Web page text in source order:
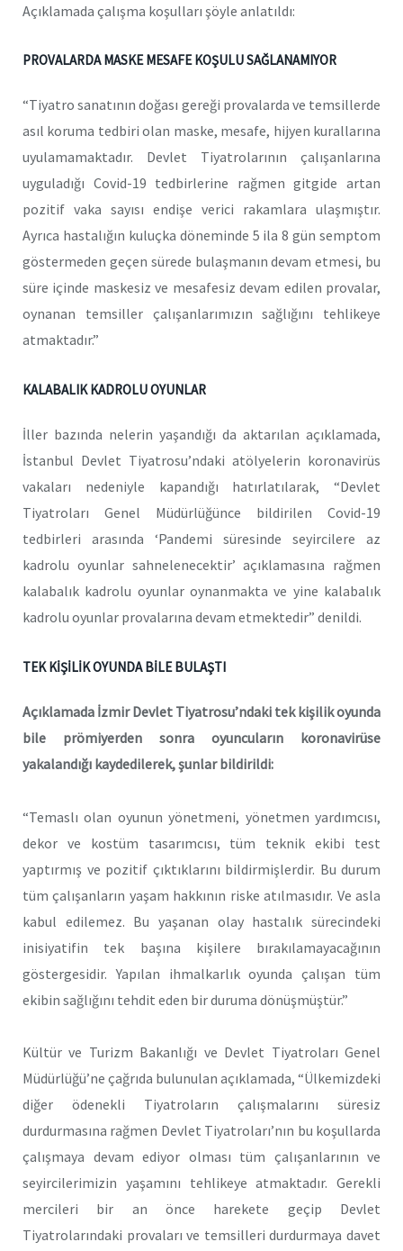
Açıklamada çalışma koşulları şöyle anlatıldı:
PROVALARDA MASKE MESAFE KOŞULU SAĞLANAMIYOR
“Tiyatro sanatının doğası gereği provalarda ve temsillerde
asıl koruma tedbiri olan maske, mesafe, hijyen kurallarına
uyulamamaktadır. Devlet Tiyatrolarının çalışanlarına
uyguladığı Covid-19 tedbirlerine rağmen gitgide artan
pozitif vaka sayısı endişe verici rakamlara ulaşmıştır.
Ayrıca hastalığın kuluçka döneminde 5 ila 8 gün semptom
göstermeden geçen sürede bulaşmanın devam etmesi, bu
süre içinde maskesiz ve mesafesiz devam edilen provalar,
oynanan temsiller çalışanlarımızın sağlığını tehlikeye
atmaktadır.”
KALABALIK KADROLU OYUNLAR
İller bazında nelerin yaşandığı da aktarılan açıklamada,
İstanbul Devlet Tiyatrosu’ndaki atölyelerin koronavirüs
vakaları nedeniyle kapandığı hatırlatılarak, “Devlet
Tiyatroları Genel Müdürlüğünce bildirilen Covid-19
tedbirleri arasında ‘Pandemi süresinde seyircilere az
kadrolu oyunlar sahnelenecektir’ açıklamasına rağmen
kalabalık kadrolu oyunlar oynanmakta ve yine kalabalık
kadrolu oyunlar provalarına devam etmektedir” denildi.
TEK KİŞİLİK OYUNDA BİLE BULAŞTI
Açıklamada İzmir Devlet Tiyatrosu’ndaki tek kişilik oyunda
bile prömiyerden sonra oyuncuların koronavirüse
yakalandığı kaydedilerek, şunlar bildirildi:
“Temaslı olan oyunun yönetmeni, yönetmen yardımcısı,
dekor ve kostüm tasarımcısı, tüm teknik ekibi test
yaptırmış ve pozitif çıktıklarını bildirmişlerdir. Bu durum
tüm çalışanların yaşam hakkının riske atılmasıdır. Ve asla
kabul edilemez. Bu yaşanan olay hastalık sürecindeki
inisiyatifin tek başına kişilere bırakılamayacağının
göstergesidir. Yapılan ihmalkarlık oyunda çalışan tüm
ekibin sağlığını tehdit eden bir duruma dönüşmüştür.”
Kültür ve Turizm Bakanlığı ve Devlet Tiyatroları Genel
Müdürlüğü’ne çağrıda bulunulan açıklamada, “Ülkemizdeki
diğer ödenekli Tiyatroların çalışmalarını süresiz
durdurmasına rağmen Devlet Tiyatroları’nın bu koşullarda
çalışmaya devam ediyor olması tüm çalışanlarının ve
seyircilerimizin yaşamını tehlikeye atmaktadır. Gerekli
mercileri bir an önce harekete geçip Devlet
Tiyatrolarındaki provaları ve temsilleri durdurmaya davet